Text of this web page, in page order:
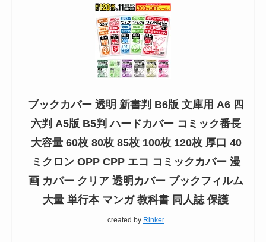
ブックカバー 透明 新書判 B6版 文庫用 A6 四
六判 A5版 B5判 ハードカバー コミック番長
大容量 60枚 80枚 85枚 100枚 120枚 厚口 40
ミクロン OPP CPP エコ コミックカバー 漫
画 カバー クリア 透明カバー ブックフィルム
大量 単行本 マンガ 教科書 同人誌 保護
created by Rinker